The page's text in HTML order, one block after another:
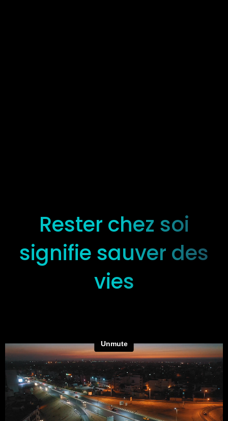
Rester chez soi
signifie sauver des
vies